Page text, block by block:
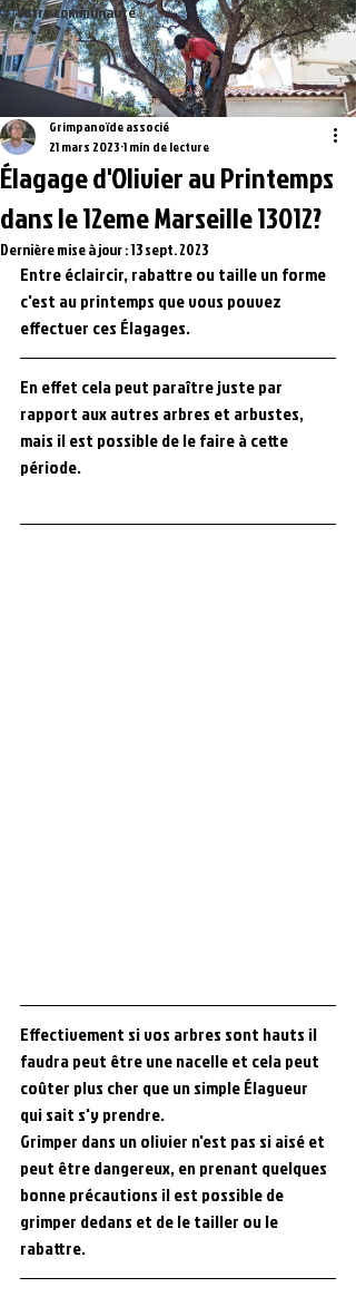
Votre communauté
Élagage d'Olivier au Printemps
dans le 12eme Marseille 13012?
Grimpanoïde associé
21 mars 2023 1 min de lecture
Dernière mise à jour :13 sept. 2023
Entre éclaircir, rabattre ou taille un forme
c'est au printemps que vous pouvez
effectuer ces Élagages.
En effet cela peut paraître juste par
rapport aux autres arbres et arbustes,
mais il est possible de le faire à cette
période.
Effectivement si vos arbres sont hauts il
faudra peut être une nacelle et cela peut
coûter plus cher que un simple Élagueur
qui sait s'y prendre.
Grimper dans un olivier n'est pas si aisé et
peut être dangereux, en prenant quelques
bonne précautions il est possible de
grimper dedans et de le tailler ou le
rabattre.